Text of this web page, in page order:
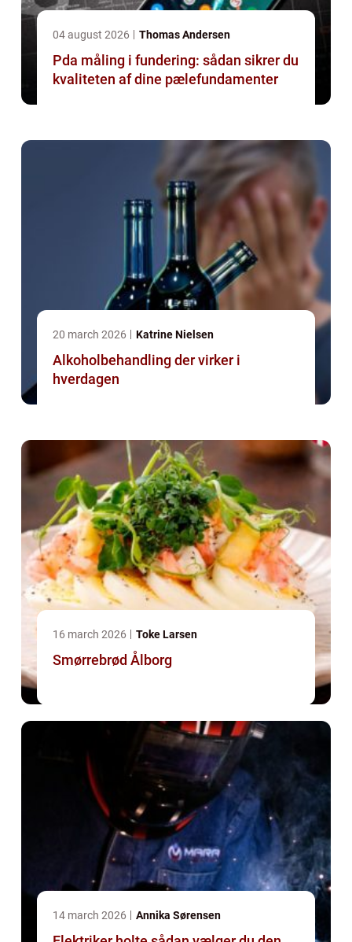
04 august 2026 Thomas Andersen
Pda måling i fundering: sådan sikrer du
kvaliteten af dine pælefundamenter
20 march 2026 Katrine Nielsen
Alkoholbehandling der virker i
hverdagen
16 march 2026 Toke Larsen
Smørrebrød Ålborg
14 march 2026 Annika Sørensen